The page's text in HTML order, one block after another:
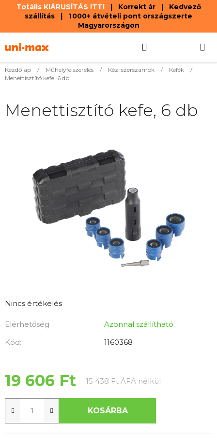
Totális KIÁRUSÍTÁS ITT!| Korrekt ár | Kedvező
szállítás | 1 000+ átvételi pont országszerte
Magyarországon
tartalomhoz
KOSÁR
Kezdőlap / Műhelyfelszerelés / Kézi szerszámok / Kefék
/
Menettisztító kefe, 6 db
A
átlagos
értékelése
0,0
csillag.
Nincs értékelés
Elérhetőség
Azonnal szállítható
Kód:
1160368
19 606 Ft 15 438 Ft ÁFA nélkül
KOSÁRBA
Menettisztító kefe, 6 db